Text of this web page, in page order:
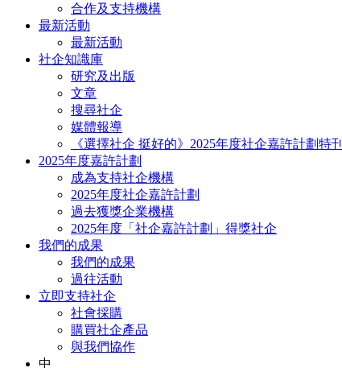
合作及支持機構
最新活動
最新活動
社企知識庫
研究及出版
文章
搜尋社企
媒體報導
《選擇社企 挺好的》2025年度社企嘉許計劃特刊
2025年度嘉許計劃
成為支持社企機構
2025年度社企嘉許計劃
過去獲獎企業機構
2025年度「社企嘉許計劃」得獎社企
我們的成果
我們的成果
過往活動
立即支持社企
社會採購
購買社企產品
與我們協作
中